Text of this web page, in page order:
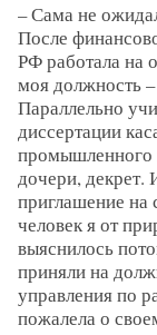
– Сама не
После
РФ работала на
моя должность
Параллельно
диссертации
промышленного
дочери,
приглашение на
человек я от
выяснилось
приняли на
управления по
пожалела о